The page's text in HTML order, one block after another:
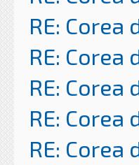
RE: Corea
RE: Corea
RE: Corea
RE: Corea
RE: Corea